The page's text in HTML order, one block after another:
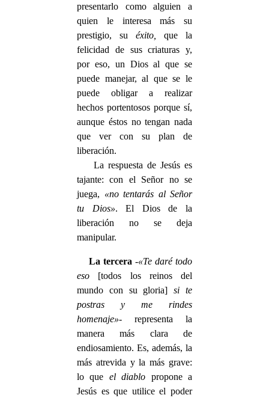
presentarlo como alguien a
quien le interesa más su
prestigio, su éxito, que la
felicidad de sus criaturas y,
por eso, un Dios al que se
puede manejar, al que se le
puede obligar a realizar
hechos portentosos porque sí,
aunque éstos no tengan nada
que ver con su plan de
liberación.
La respuesta de Jesús es
tajante: con el Señor no se
juega, «no tentarás al Señor
tu Dios». El Dios de la
liberación no se deja
manipular.
La tercera -«Te daré todo
eso [todos los reinos del
mundo con su gloria]si te
postras y me rindes
homenaje»- representa la
manera más clara de
endiosamiento. Es, además, la
más atrevida y la más grave:
lo que el diablo propone a
Jesús es que utilice el poder